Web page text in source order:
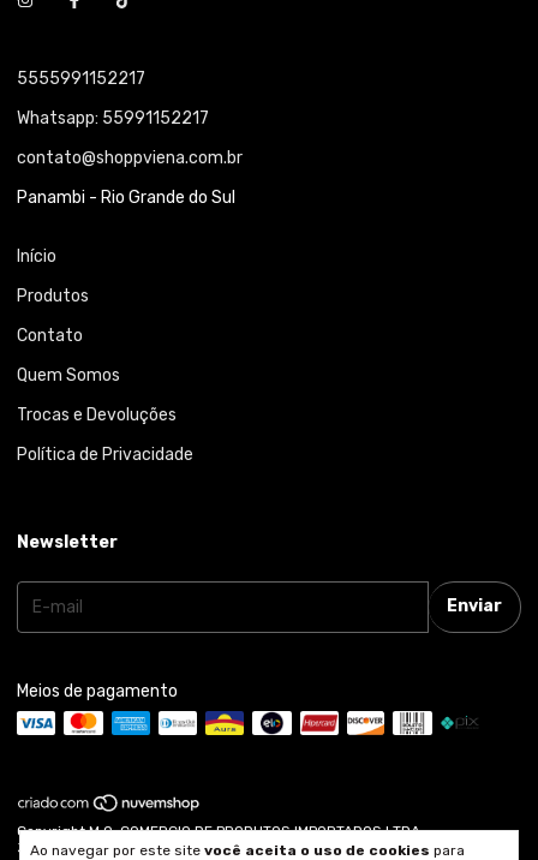
Ao navegar por este site você aceita o uso de cookies para
5555991152217
Whatsapp: 55991152217
contato@shoppviena.com.br
Panambi - Rio Grande do Sul
Início
Produtos
Contato
Quem Somos
Trocas e Devoluções
Política de Privacidade
Newsletter
Meios de pagamento
Copyright M.O. COMERCIO DE PRODUTOS IMPORTADOS LTDA -
33542703000109 - 2026. Todos os direitos reservados.